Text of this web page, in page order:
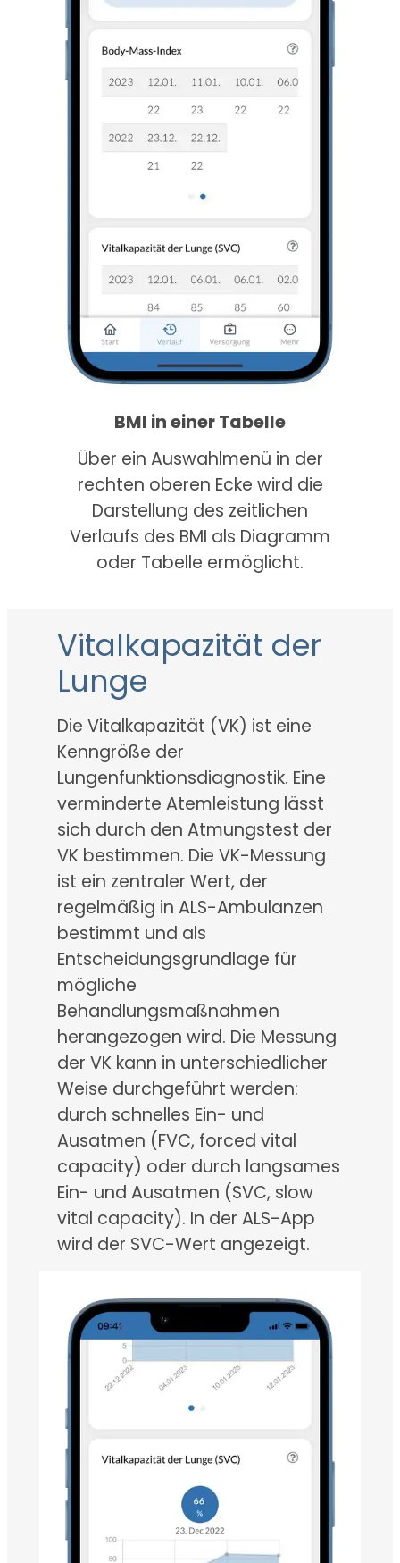
BMI in einer Tabelle
Über ein Auswahlmenü in der
rechten oberen Ecke wird die
Darstellung des zeitlichen
Verlaufs des BMI als Diagramm
oder Tabelle ermöglicht.
Vitalkapazität der
Lunge
Die Vitalkapazität (VK) ist eine
Kenngröße der
Lungenfunktionsdiagnostik. Eine
verminderte Atemleistung lässt
sich durch den Atmungstest der
VK bestimmen. Die VK-Messung
ist ein zentraler Wert, der
regelmäßig in ALS-Ambulanzen
bestimmt und als
Entscheidungsgrundlage für
mögliche
Behandlungsmaßnahmen
herangezogen wird. Die Messung
der VK kann in unterschiedlicher
Weise durchgeführt werden:
durch schnelles Ein- und
Ausatmen (FVC, forced vital
capacity) oder durch langsames
Ein- und Ausatmen (SVC, slow
vital capacity). In der ALS-App
wird der SVC-Wert angezeigt.